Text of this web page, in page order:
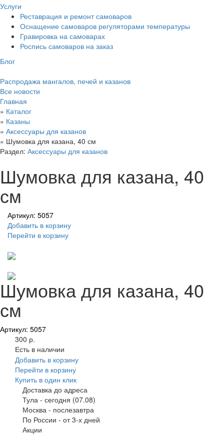
Услуги
Реставрация и ремонт самоваров
Оснащение самоваров регуляторами температуры
Гравировка на самоварах
Роспись самоваров на заказ
Блог
Распродажа мангалов, печей и казанов
Все новости
Главная
» Каталог
» Казаны
» Аксессуары для казанов
» Шумовка для казана, 40 см
Раздел: Аксессуары для казанов
Шумовка для казана, 40
см
Артикул: 5057
Добавить в корзину
Перейти в корзину
Шумовка для казана, 40
см
Артикул: 5057
300 р.
Есть в наличии
Добавить в корзину
Перейти в корзину
Купить в один клик
Доставка до адреса
Тула - сегодня (07.08)
Москва - послезавтра
По России - от 3-х дней
Акции